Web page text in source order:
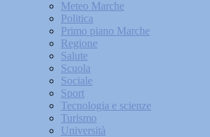
Meteo Marche
Politica
Primo piano Marche
Regione
Salute
Scuola
Sociale
Sport
Tecnologia e scienze
Turismo
Università